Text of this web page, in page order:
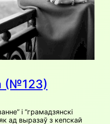
(№123)
і “грамадзянскі
ад выразаў з кепскай